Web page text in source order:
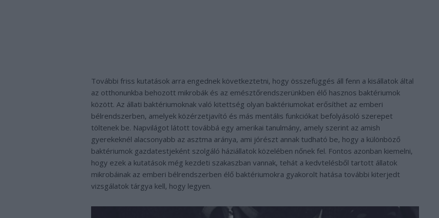
További friss kutatások arra engednek következtetni, hogy összefüggés áll fenn a kisállatok által
az otthonunkba behozott mikrobák és az emésztőrendszerünkben élő hasznos baktériumok
között. Az állati baktériumoknak való kitettség olyan baktériumokat erősíthet az emberi
bélrendszerben, amelyek közérzetjavító és más mentális funkciókat befolyásoló szerepet
töltenek be. Napvilágot látott továbbá egy amerikai tanulmány, amely szerint az amish
gyerekeknél alacsonyabb az asztma aránya, ami jórészt annak tudható be, hogy a különböző
baktériumok gazdatestjeként szolgáló háziállatok közelében nőnek fel. Fontos azonban kiemelni,
hogy ezek a kutatások még kezdeti szakaszban vannak, tehát a kedvtelésből tartott állatok
mikrobáinak az emberi bélrendszerben élő baktériumokra gyakorolt hatása további kiterjedt
vizsgálatok tárgya kell, hogy legyen.